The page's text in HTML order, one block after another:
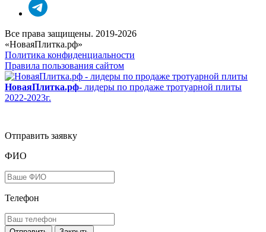
Все права защищены. 2019-2026
«НоваяПлитка.рф»
Политика конфиденциальности
Правила пользования сайтом
НоваяПлитка.рф- лидеры по продаже тротуарной плиты
2022-2023г.
Отправить заявку
ФИО
Телефон